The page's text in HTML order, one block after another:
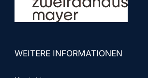
WEITERE INFORMATIONEN